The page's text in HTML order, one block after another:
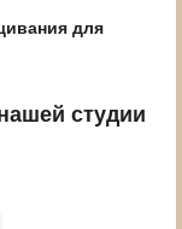
для
студии